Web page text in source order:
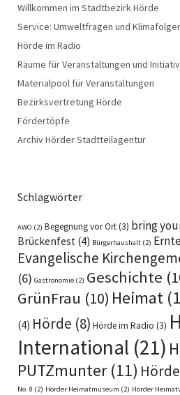
Willkommen im Stadtbezirk Hörde
Service: Umweltfragen und
Hörde im Radio
Räume für Veranstaltungen und
Materialpool für Veranstaltungen
Bezirksvertretung Hörde
Fördertöpfe
Archiv Hörder Stadtteilagentur
Schlagwörter
AWO (2) Begegnung vor Ort(3) bring
Brückenfest (4) Bürgerhaushalt (2)
Evangelische
(6) Gastronomie (2) Geschichte
GrünFrau (10) Heimat
(4) Hörde (8) Hörde im Radio (3)
International (21)
PUTZmunter(11)
No. 8 (2) Hörder Heimatmuseum (2) Hörder